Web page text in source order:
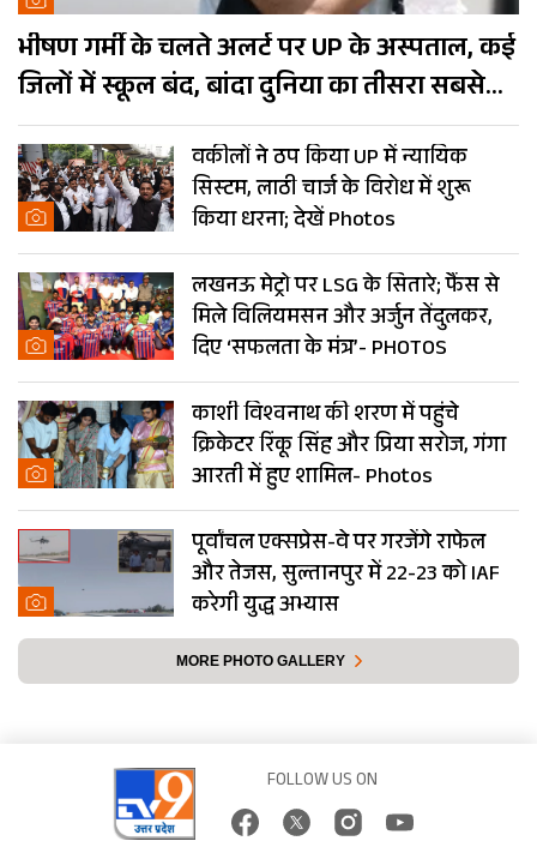
भीषण गर्मी के चलते अलर्ट पर UP के अस्पताल, कई
जिलों में स्कूल बंद, बांदा दुनिया का तीसरा सबसे
गर्म शहर
वकीलों ने ठप किया UP में न्यायिक
सिस्टम, लाठी चार्ज के विरोध में शुरू
किया धरना; देखें Photos
लखनऊ मेट्रो पर LSG के सितारे; फैंस से
मिले विलियमसन और अर्जुन तेंदुलकर,
दिए ‘सफलता के मंत्र’- PHOTOS
काशी विश्वनाथ की शरण में पहुंचे
क्रिकेटर रिंकू सिंह और प्रिया सरोज, गंगा
आरती में हुए शामिल- Photos
पूर्वांचल एक्सप्रेस-वे पर गरजेंगे राफेल
और तेजस, सुल्तानपुर में 22-23 को IAF
करेगी युद्ध अभ्यास
MORE PHOTO GALLERY
FOLLOW US ON